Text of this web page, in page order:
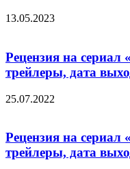
13.05.2023
Рецензия на
трейлеры, дата
25.07.2022
Рецензия на
трейлеры, дата